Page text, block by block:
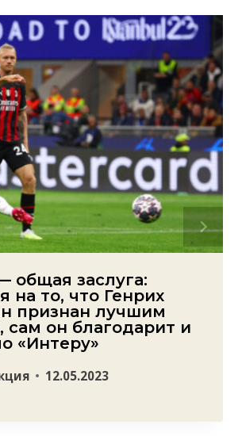
общая заслуга:
на то, что Генрих
признан лучшим
сам он благодарит и
«Интеру»
12.05.2023